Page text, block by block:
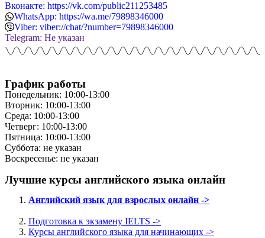
Вконакте: https://vk.com/public211253485
WhatsApp: https://wa.me/79898346000
Viber: viber://chat/?number=79898346000
Telegram: Не указан
График работы
Понедельник: 10:00-13:00
Вторник: 10:00-13:00
Среда: 10:00-13:00
Четверг: 10:00-13:00
Пятница: 10:00-13:00
Суббота: не указан
Воскресенье: не указан
Лучшие курсы английского языка онлайн
Английский язык для взрослых онлайн ->
Подготовка к экзамену IELTS ->
Курсы английского языка для начинающих ->